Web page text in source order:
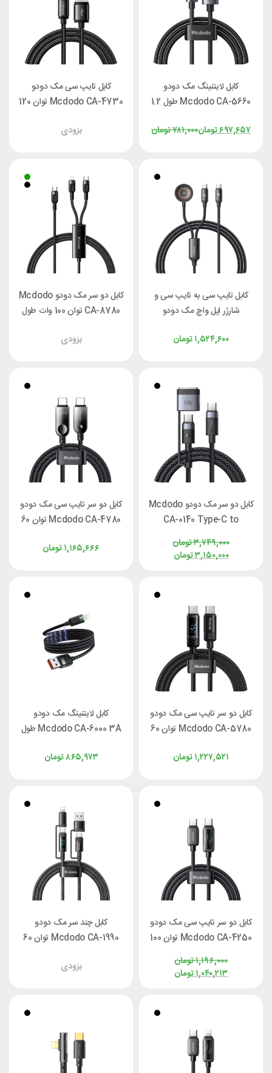
کابل لایتنینگ مک دودو
Mcdodo CA-5660 طول 1.2
تومان۷۸۱,۰۰۰تومان۶۹۷,۶۵۷
کابل تایپ سی مک دودو
Mcdodo CA-4730 توان 120
بزودی
کابل تایپ سی به تایپ سی و
شارژر اپل واچ مک دودو
وات طول 1.2 متر تومان۱,۵۲۴,۶۰۰
کابل دو سر مک دودو Mcdodo
CA-8780 توان 100 وات طول
بزودی
کابل دو سر مک دودو Mcdodo
CA-0140 Type-C to
طول 2 متر
تومان۳,۷۴۹,۰۰۰
تومان۳,۱۵۰,۰۰۰
کابل دو سر تایپ سی مک دودو
Mcdodo CA-4780 توان 60
تومان۱,۱۶۵,۶۶۶
کابل دو سر تایپ سی مک دودو
Mcdodo CA-5780 توان 60
تومان۱,۲۲۷,۵۲۱
کابل لایتنینگ مک دودو
Mcdodo CA-6000 3A طول
تومان۸۶۵,۹۷۳
کابل دو سر تایپ سی مک دودو
Mcdodo CA-4250 توان 100
تومان۱,۱۹۶,۰۰۰
تومان۱,۰۴۰,۲۱۳
کابل چند سر مک دودو
Mcdodo CA-1990 توان 60
بزودی